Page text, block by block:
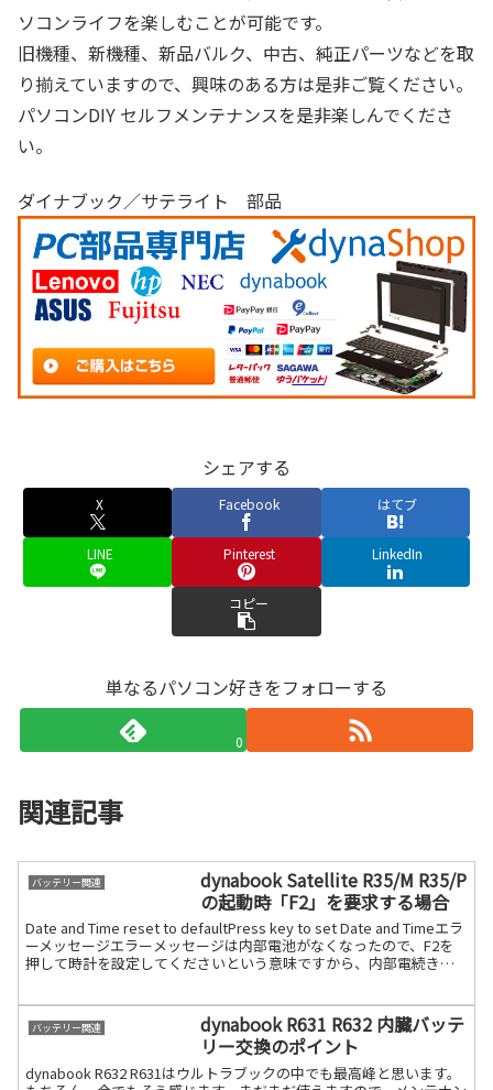
ソコンライフを楽しむことが可能です。
旧機種、新機種、新品バルク、中古、純正パーツなどを取
り揃えていますので、興味のある方は是非ご覧ください。
パソコンDIY セルフメンテナンスを是非楽しんでくださ
い。
ダイナブック／サテライト 部品
シェアする
X Facebook はてブ
LINE Pinterest LinkedIn
コピー
単なるパソコン好きをフォローする
0
関連記事
バッテリー関連
dynabook Satellite R35/M R35/P
の起動時「F2」を要求する場合
Date and Time reset to defaultPress key to set Date and Timeエラ
ーメッセージエラーメッセージは内部電池がなくなったので、F2を
押して時計を設定してくださいという意味ですから、内部電続きを
バッテリー関連
dynabook R631 R632 内臓バッテ
リー交換のポイント
dynabook R632 R631はウルトラブックの中でも最高峰と思います。